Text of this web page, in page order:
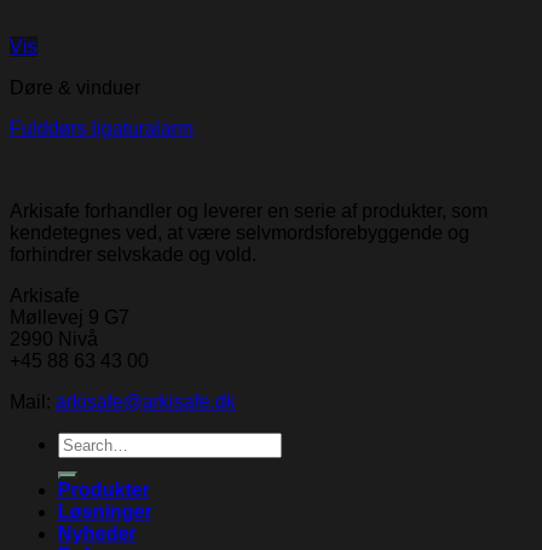
Vis
Døre & vinduer
Fulddørs ligaturalarm
Arkisafe forhandler og leverer en serie af produkter, som
kendetegnes ved, at være selvmordsforebyggende og
forhindrer selvskade og vold.
Arkisafe
Møllevej 9 G7
2990 Nivå
+45 88 63 43 00
Mail: arkisafe@arkisafe.dk
Search
for:
Produkter
Løsninger
Nyheder